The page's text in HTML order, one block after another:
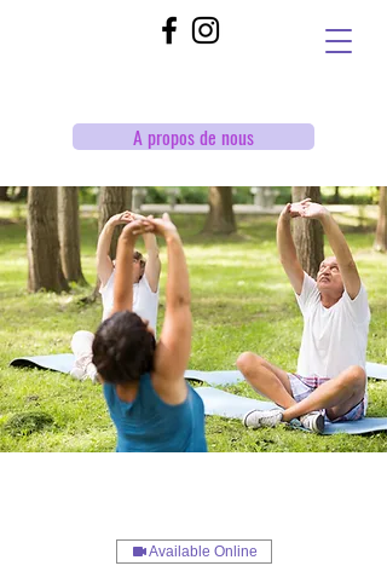
A propos de nous
Available Online